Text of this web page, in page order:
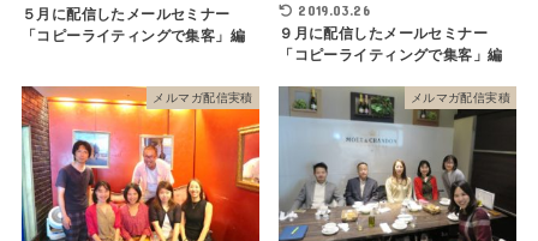
５月に配信したメールセミナー
「コピーライティングで集客」編
2019.03.26
９月に配信したメールセミナー
「コピーライティングで集客」編
メルマガ配信実積 メルマガ配信実積